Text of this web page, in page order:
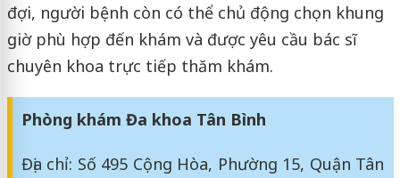
đợi, người bệnh còn có thể chủ động chọn khung
giờ phù hợp đến khám và được yêu cầu bác sĩ
chuyên khoa trực tiếp thăm khám.
Phòng khám Đa khoa Tân Bình
Địa chỉ: Số 495 Cộng Hòa, Phường 15, Quận Tân